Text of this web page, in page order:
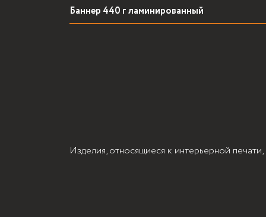
Баннер 440 г ламинированный
Изделия, относящиеся к интерьерной